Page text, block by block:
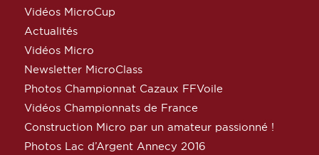
Vidéos MicroCup
Actualités
Vidéos Micro
Newsletter MicroClass
Photos Championnat Cazaux FFVoile
Vidéos Championnats de France
Construction Micro par un amateur passionné !
Photos Lac d’Argent Annecy 2016